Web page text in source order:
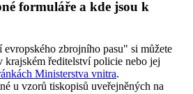
formuláře a kde jsou k
zbrojního pasu" si můžete
ředitelství policie nebo jej
Ministerstva vnitra.
u vzorů tiskopisů uveřejněných na